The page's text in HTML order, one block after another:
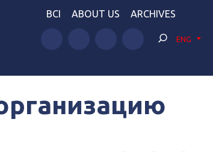
BCI ABOUT US ARCHIVES
ENG